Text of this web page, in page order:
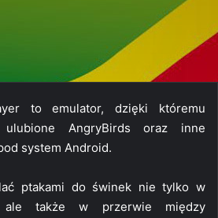
to emulator, dzięki któremu
ulubione AngryBirds oraz inne
system Android.
ptakami do świnek nie tylko w
także w przerwie między